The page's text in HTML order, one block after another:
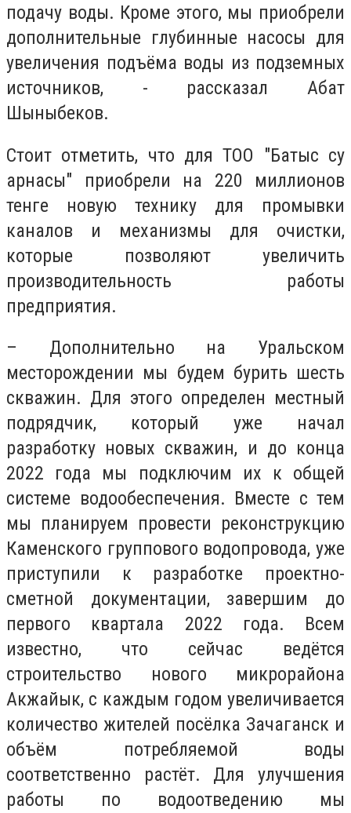
подачу воды. Кроме этого, мы приобрели
дополнительные глубинные насосы для
увеличения подъёма воды из подземных
источников, - рассказал Абат
Шыныбеков.
Стоит отметить, что для ТОО "Батыс су
арнасы" приобрели на 220 миллионов
тенге новую технику для промывки
каналов и механизмы для очистки,
которые позволяют увеличить
производительность работы
предприятия.
– Дополнительно на Уральском
месторождении мы будем бурить шесть
скважин. Для этого определен местный
подрядчик, который уже начал
разработку новых скважин, и до конца
2022 года мы подключим их к общей
системе водообеспечения. Вместе с тем
мы планируем провести реконструкцию
Каменского группового водопровода, уже
приступили к разработке проектно-
сметной документации, завершим до
первого квартала 2022 года. Всем
известно, что сейчас ведётся
строительство нового микрорайона
Акжайык, с каждым годом увеличивается
количество жителей посёлка Зачаганск и
объём потребляемой воды
соответственно растёт. Для улучшения
работы по водоотведению мы